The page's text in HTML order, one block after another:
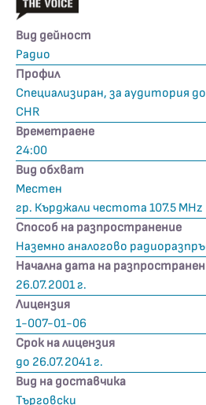
Вид дейност
Радио
Профил
Специализиран, за аудитория
CHR
Времетраене
24:00
Вид обхват
Местен
гр. Кърджали честота 107.5 MHz
Способ на разпространение
Наземно аналогово
Начална дата на
26.07.2001 г.
Лицензия
1-007-01-06
Срок на лицензия
до 26.07.2041 г.
Вид на доставчика
Търговски